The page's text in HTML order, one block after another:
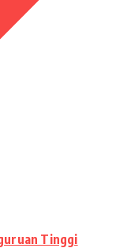
Tinggi